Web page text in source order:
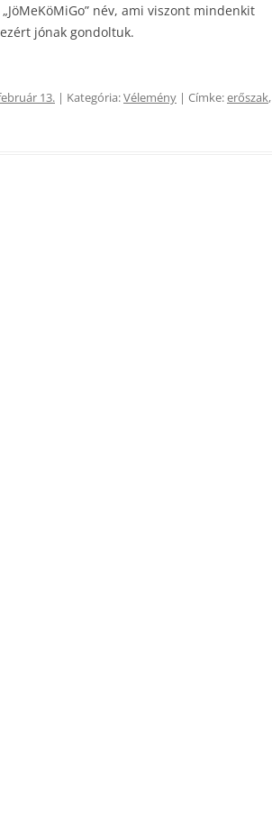
név, ami viszont mindenkit
jónak gondoltuk.
13. | Kategória:Vélemény | Címke:erőszak,